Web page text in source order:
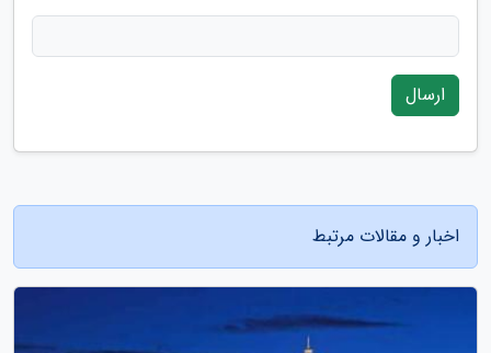
ارسال
اخبار و مقالات مرتبط